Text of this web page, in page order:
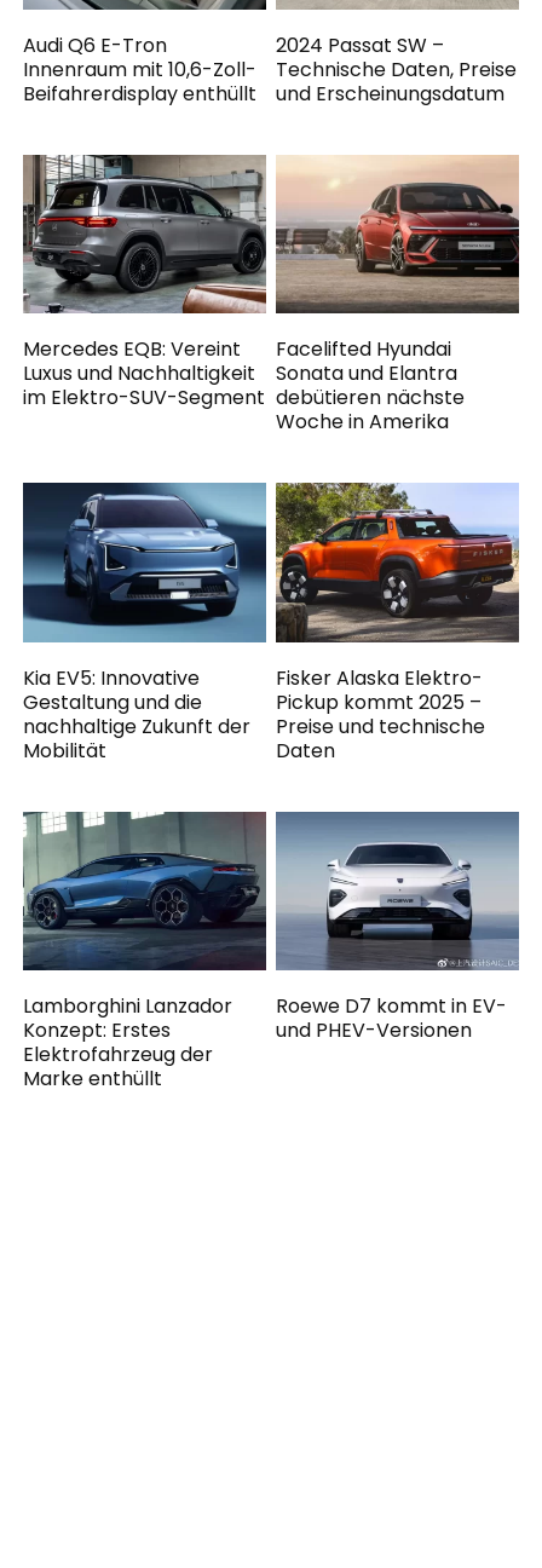
Audi Q6 E-Tron
Innenraum mit 10,6-Zoll-
Beifahrerdisplay enthüllt
2024 Passat SW –
Technische Daten, Preise
und Erscheinungsdatum
Mercedes EQB: Vereint
Luxus und Nachhaltigkeit
im Elektro-SUV-Segment
Facelifted Hyundai
Sonata und Elantra
debütieren nächste
Woche in Amerika
Kia EV5: Innovative
Gestaltung und die
nachhaltige Zukunft der
Mobilität
Fisker Alaska Elektro-
Pickup kommt 2025 –
Preise und technische
Daten
Lamborghini Lanzador
Konzept: Erstes
Elektrofahrzeug der
Marke enthüllt
Roewe D7 kommt in EV-
und PHEV-Versionen